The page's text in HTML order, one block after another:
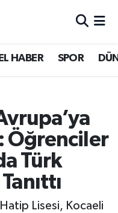
HABER SPOR
Öğrenciler
Türk
Lisesi, Kocaeli
Fikstür